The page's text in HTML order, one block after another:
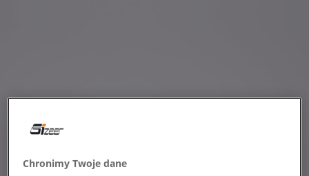
Chronimy Twoje dane